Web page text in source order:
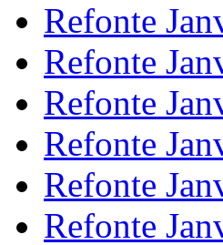
Refonte
Refonte
Refonte
Refonte
Refonte
Refonte